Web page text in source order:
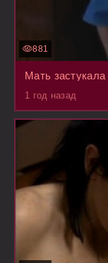
1 год назад
881